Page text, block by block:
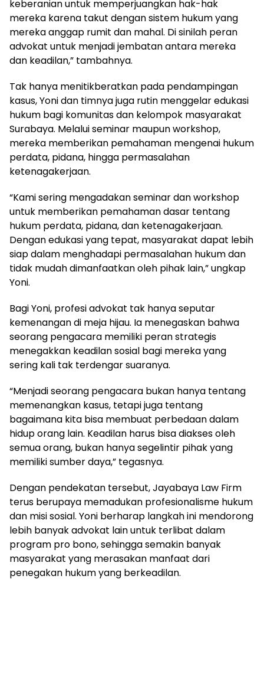
keberanian untuk memperjuangkan hak-hak
mereka karena takut dengan sistem hukum yang
mereka anggap rumit dan mahal. Di sinilah peran
advokat untuk menjadi jembatan antara mereka
dan keadilan,” tambahnya.
Tak hanya menitikberatkan pada pendampingan
kasus, Yoni dan timnya juga rutin menggelar edukasi
hukum bagi komunitas dan kelompok masyarakat
Surabaya. Melalui seminar maupun workshop,
mereka memberikan pemahaman mengenai hukum
perdata, pidana, hingga permasalahan
ketenagakerjaan.
“Kami sering mengadakan seminar dan workshop
untuk memberikan pemahaman dasar tentang
hukum perdata, pidana, dan ketenagakerjaan.
Dengan edukasi yang tepat, masyarakat dapat lebih
siap dalam menghadapi permasalahan hukum dan
tidak mudah dimanfaatkan oleh pihak lain,” ungkap
Yoni.
Bagi Yoni, profesi advokat tak hanya seputar
kemenangan di meja hijau. Ia menegaskan bahwa
seorang pengacara memiliki peran strategis
menegakkan keadilan sosial bagi mereka yang
sering kali tak terdengar suaranya.
“Menjadi seorang pengacara bukan hanya tentang
memenangkan kasus, tetapi juga tentang
bagaimana kita bisa membuat perbedaan dalam
hidup orang lain. Keadilan harus bisa diakses oleh
semua orang, bukan hanya segelintir pihak yang
memiliki sumber daya,” tegasnya.
Dengan pendekatan tersebut, Jayabaya Law Firm
terus berupaya memadukan profesionalisme hukum
dan misi sosial. Yoni berharap langkah ini mendorong
lebih banyak advokat lain untuk terlibat dalam
program pro bono, sehingga semakin banyak
masyarakat yang merasakan manfaat dari
penegakan hukum yang berkeadilan.